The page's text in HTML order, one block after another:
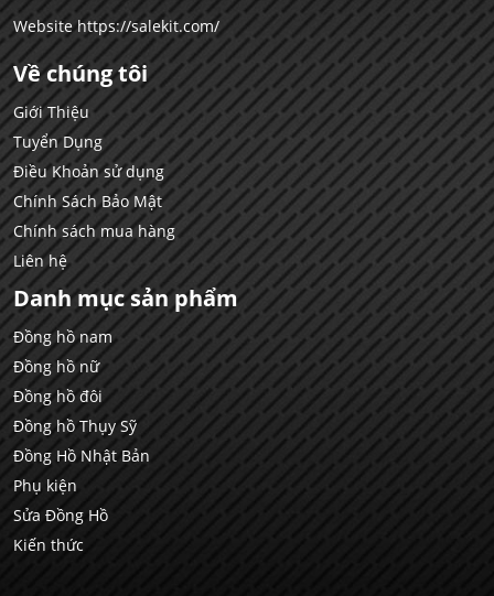
Websitehttps://salekit.com/
Về chúng tôi
Giới Thiệu
Tuyển Dụng
Điều Khoản sử dụng
Chính Sách Bảo Mật
Chính sách mua hàng
Liên hệ
Danh mục sản phẩm
Đồng hồ nam
Đồng hồ nữ
Đồng hồ đôi
Đồng hồ Thụy Sỹ
Đồng Hồ Nhật Bản
Phụ kiện
Sửa Đồng Hồ
Kiến thức